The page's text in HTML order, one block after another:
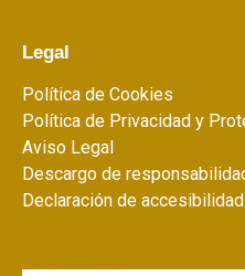
Legal
Política de Cookies
Política de Privacidad y
Aviso Legal
Descargo de
Declaración de accesibilidad